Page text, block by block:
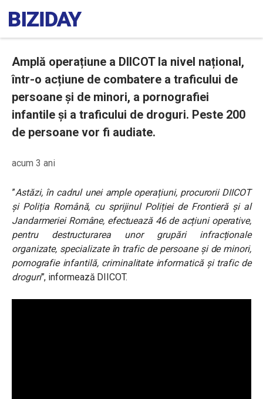
Amplă operațiune a DIICOT la nivel național,
într-o acțiune de combatere a traficului de
persoane și de minori, a pornografiei
infantile și a traficului de droguri. Peste 200
de persoane vor fi audiate.
acum 3 ani
”Astăzi, în cadrul unei ample operațiuni, procurorii DIICOT
și Poliția Română, cu sprijinul Poliției de Frontieră și al
Jandarmeriei Române, efectuează 46 de acțiuni operative,
pentru destructurarea unor grupări infracționale
organizate, specializate în trafic de persoane și de minori,
pornografie infantilă, criminalitate informatică și trafic de
droguri”, informează DIICOT.